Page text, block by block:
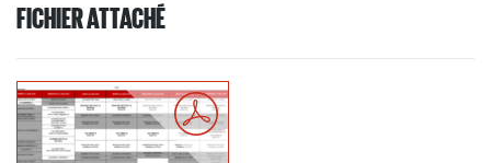
FICHIER ATTACHÉ